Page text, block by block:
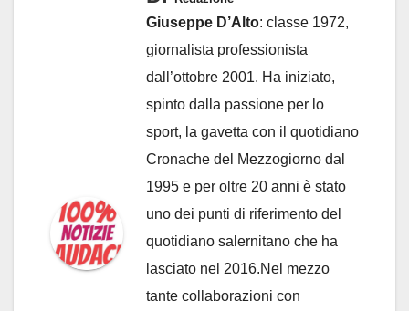
Giuseppe D’Alto: classe 1972,
giornalista professionista
dall’ottobre 2001. Ha iniziato,
spinto dalla passione per lo
sport, la gavetta con il quotidiano
Cronache del Mezzogiorno dal
1995 e per oltre 20 anni è stato
uno dei punti di riferimento del
quotidiano salernitano che ha
lasciato nel 2016.Nel mezzo
tante collaborazioni con